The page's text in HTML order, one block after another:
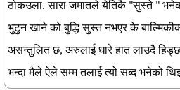
ठोकउला. सारा जमातले येतिकै "सुस्ते "
भुटुन खाने को बुद्धि सुस्त नभएर के
असन्तुलित छ, अरुलाई धारे हात लाउदै
भन्दा मैले ऐले सम्म तलाई त्यो सब्द भनेको